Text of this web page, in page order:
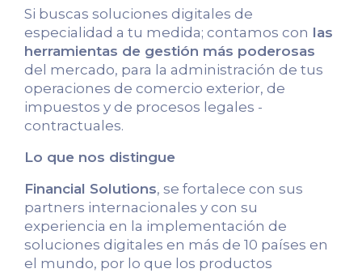
Si buscas soluciones digitales de
especialidad a tu medida; contamos con las
herramientas de gestión más poderosas
del mercado, para la administración de tus
operaciones de comercio exterior, de
impuestos y de procesos legales -
contractuales.
Lo que nos distingue
Financial Solutions, se fortalece con sus
partners internacionales y con su
experiencia en la implementación de
soluciones digitales en más de 10 países en
el mundo, por lo que los productos